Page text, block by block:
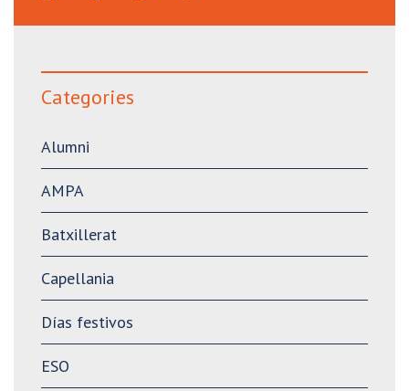
Categories
Alumni
AMPA
Batxillerat
Capellania
Días festivos
ESO